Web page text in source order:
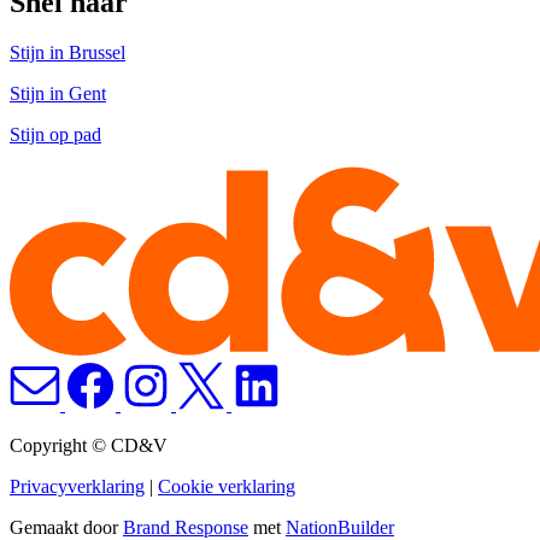
Stijn in Brussel
Stijn in Gent
Stijn op pad
Copyright © CD&V
Privacyverklaring | Cookie verklaring
Gemaakt doorBrand Response metNationBuilder